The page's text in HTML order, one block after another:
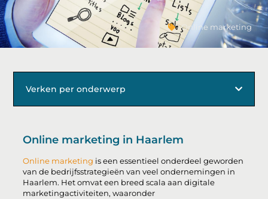
Online marketing
Online marketing in Haarlem
Online marketing is een essentieel onderdeel geworden
van de bedrijfsstrategieën van veel ondernemingen in
Haarlem. Het omvat een breed scala aan digitale
marketingactiviteiten, waaronder
Verken per onderwerp